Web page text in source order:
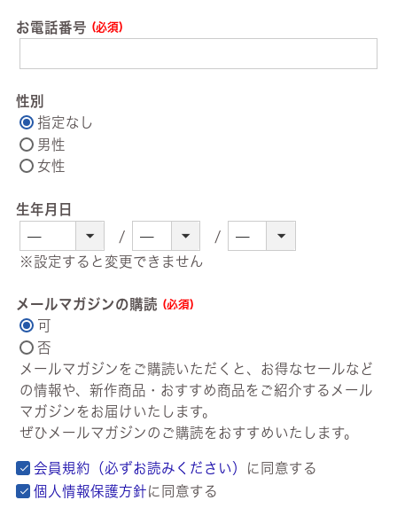
お電話番号
性別
指定なし
男性
女性
生年月日
※設定すると変更できません
メールマガジンの購読
可
否
メールマガジンをご購読いただくと、お得なセールなど
の情報や、新作商品・おすすめ商品をご紹介するメール
マガジンをお届けいたします。
ぜひメールマガジンのご購読をおすすめいたします。
会員規約（必ずお読みください）
に同意する
個人情報保護方針に同意する